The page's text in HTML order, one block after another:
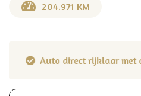
204.971 KM
De nieuwe auto